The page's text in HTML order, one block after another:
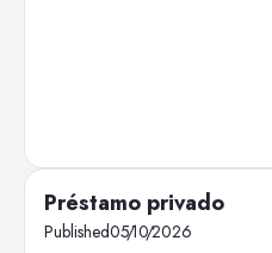
Préstamo privado
Published05/10/2026